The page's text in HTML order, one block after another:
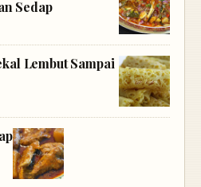
Sedap
Lembut Sampai